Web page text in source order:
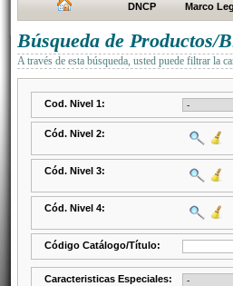
DNCP Marco
Búsqueda de Productos/
A través de esta búsqueda, usted puede filtrar la
Cod. Nivel 1:
Cód. Nivel 2:
Cód. Nivel 3:
Cód. Nivel 4:
Código Catálogo/Título:
Caracteristicas Especiales: